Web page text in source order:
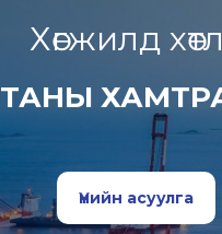
Хөгжилд
ТАНЫ
Үнийн асуулга